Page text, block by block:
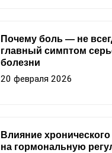
Почему боль — не
главный симптом
болезни
20 февраля 2026
Влияние
на гормональную